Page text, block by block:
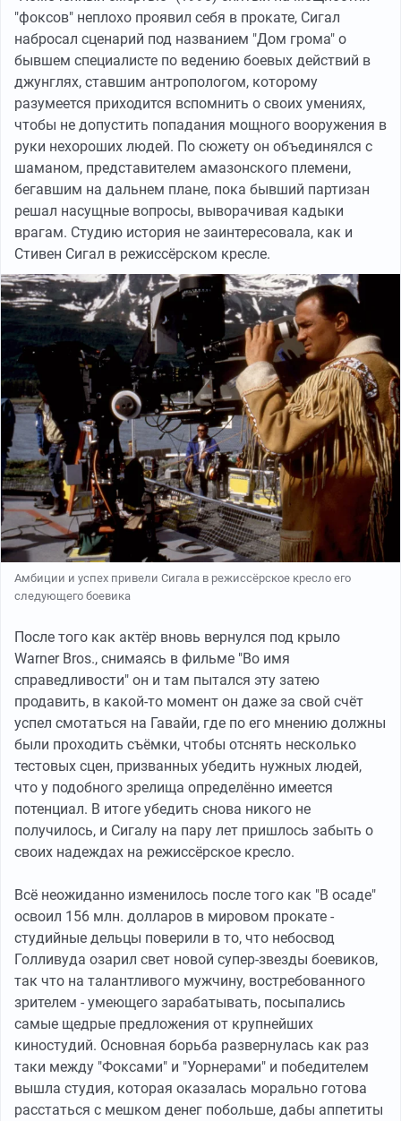
"фоксов" неплохо проявил себя в прокате, Сигал
набросал сценарий под названием "Дом грома" о
бывшем специалисте по ведению боевых действий в
джунглях, ставшим антропологом, которому
разумеется приходится вспомнить о своих умениях,
чтобы не допустить попадания мощного вооружения в
руки нехороших людей. По сюжету он объединялся с
шаманом, представителем амазонского племени,
бегавшим на дальнем плане, пока бывший партизан
решал насущные вопросы, выворачивая кадыки
врагам. Студию история не заинтересовала, как и
Стивен Сигал в режиссёрском кресле.
Амбиции и успех привели Сигала в режиссёрское кресло его
следующего боевика
После того как актёр вновь вернулся под крыло
Warner Bros., снимаясь в фильме "Во имя
справедливости" он и там пытался эту затею
продавить, в какой-то момент он даже за свой счёт
успел смотаться на Гавайи, где по его мнению должны
были проходить съёмки, чтобы отснять несколько
тестовых сцен, призванных убедить нужных людей,
что у подобного зрелища определённо имеется
потенциал. В итоге убедить снова никого не
получилось, и Сигалу на пару лет пришлось забыть о
своих надеждах на режиссёрское кресло.
Всё неожиданно изменилось после того как "В осаде"
освоил 156 млн. долларов в мировом прокате -
студийные дельцы поверили в то, что небосвод
Голливуда озарил свет новой супер-звезды боевиков,
так что на талантливого мужчину, востребованного
зрителем - умеющего зарабатывать, посыпались
самые щедрые предложения от крупнейших
киностудий. Основная борьба развернулась как раз
таки между "Фоксами" и "Уорнерами" и победителем
вышла студия, которая оказалась морально готова
расстаться с мешком денег побольше, дабы аппетиты